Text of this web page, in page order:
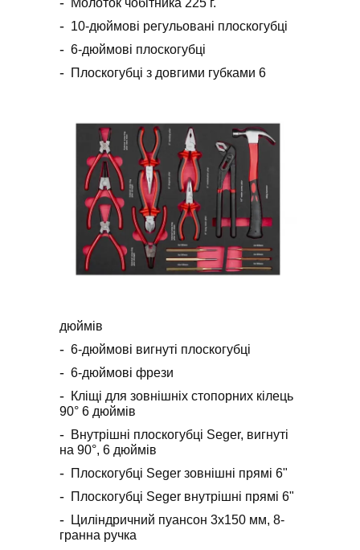
Молоток чобітника 225 г.
10-дюймові регульовані плоскогубці
6-дюймові плоскогубці
Плоскогубці з довгими губками 6
дюймів
6-дюймові вигнуті плоскогубці
6-дюймові фрези
Кліщі для зовнішніх стопорних кілець
90° 6 дюймів
Внутрішні плоскогубці Seger, вигнуті
на 90°, 6 дюймів
Плоскогубці Seger зовнішні прямі 6"
Плоскогубці Seger внутрішні прямі 6"
Циліндричний пуансон 3x150 мм, 8-
гранна ручка